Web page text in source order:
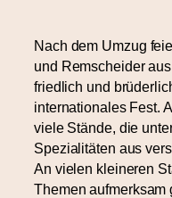
Nach dem Umzug
und Remscheider
friedlich und
internationales Fest.
viele Stände, die
Spezialitäten aus
An vielen kleineren
Themen aufmerksam